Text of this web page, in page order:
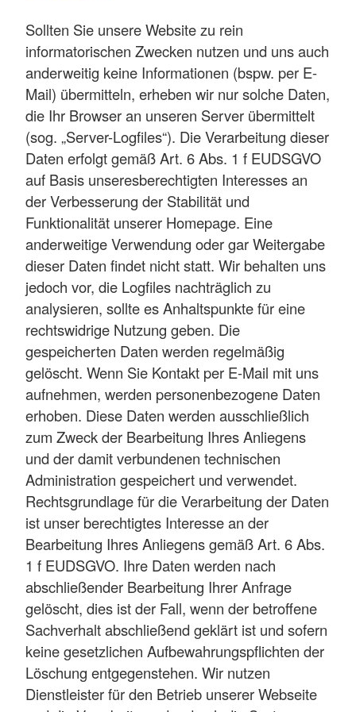
Sollten Sie unsere Website zu rein
informatorischen Zwecken nutzen und uns auch
anderweitig keine Informationen (bspw. per E-
Mail) übermitteln, erheben wir nur solche Daten,
die Ihr Browser an unseren Server übermittelt
(sog. „Server-Logfiles“). Die Verarbeitung dieser
Daten erfolgt gemäß Art. 6 Abs. 1 f EUDSGVO
auf Basis unseresberechtigten Interesses an
der Verbesserung der Stabilität und
Funktionalität unserer Homepage. Eine
anderweitige Verwendung oder gar Weitergabe
dieser Daten findet nicht statt. Wir behalten uns
jedoch vor, die Logfiles nachträglich zu
analysieren, sollte es Anhaltspunkte für eine
rechtswidrige Nutzung geben. Die
gespeicherten Daten werden regelmäßig
gelöscht. Wenn Sie Kontakt per E-Mail mit uns
aufnehmen, werden personenbezogene Daten
erhoben. Diese Daten werden ausschließlich
zum Zweck der Bearbeitung Ihres Anliegens
und der damit verbundenen technischen
Administration gespeichert und verwendet.
Rechtsgrundlage für die Verarbeitung der Daten
ist unser berechtigtes Interesse an der
Bearbeitung Ihres Anliegens gemäß Art. 6 Abs.
1 f EUDSGVO. Ihre Daten werden nach
abschließender Bearbeitung Ihrer Anfrage
gelöscht, dies ist der Fall, wenn der betroffene
Sachverhalt abschließend geklärt ist und sofern
keine gesetzlichen Aufbewahrungspflichten der
Löschung entgegenstehen. Wir nutzen
Dienstleister für den Betrieb unserer Webseite